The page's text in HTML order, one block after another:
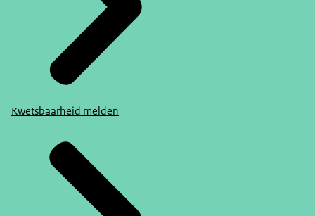
Kwetsbaarheid melden